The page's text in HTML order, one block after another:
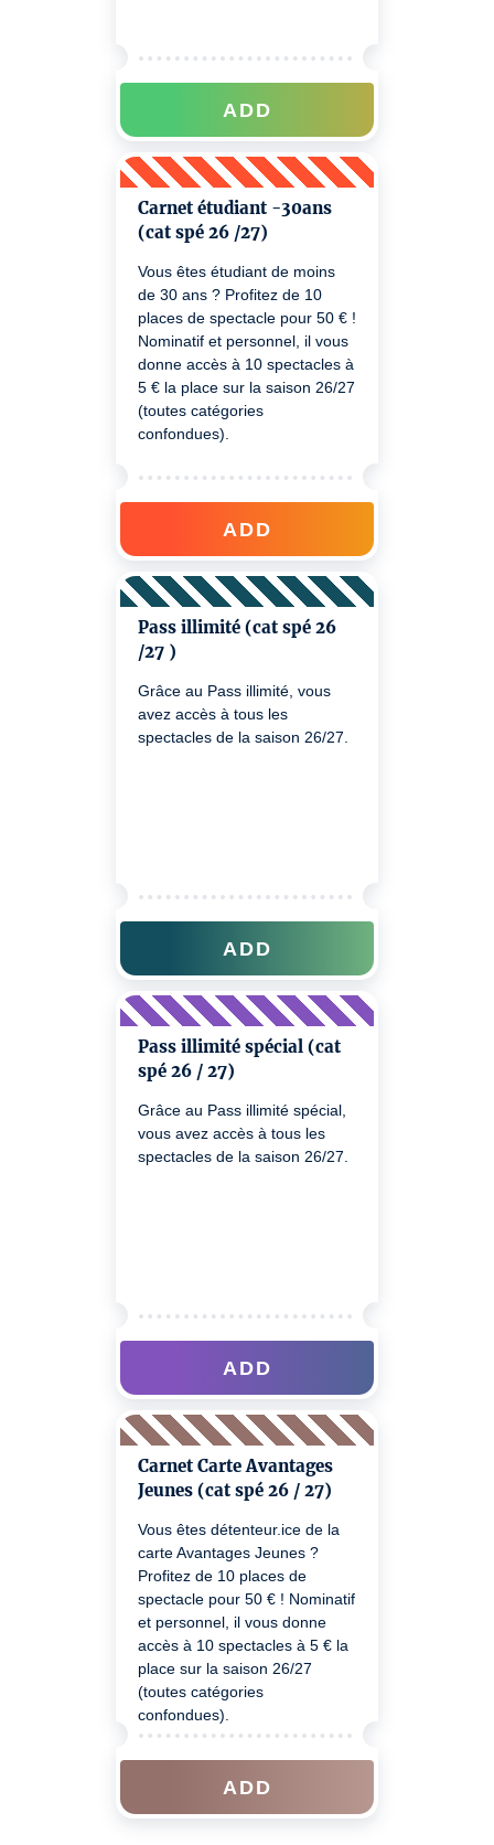
ADD
Carnet étudiant -30ans
(cat spé 26 /27)
Vous êtes étudiant de moins
de 30 ans ? Profitez de 10
places de spectacle pour 50 € !
Nominatif et personnel, il vous
donne accès à 10 spectacles à
5 € la place sur la saison 26/27
(toutes catégories
confondues).
ADD
Pass illimité (cat spé 26
/27 )
Grâce au Pass illimité, vous
avez accès à tous les
spectacles de la saison 26/27.
ADD
Pass illimité spécial (cat
spé 26 / 27)
Grâce au Pass illimité spécial,
vous avez accès à tous les
spectacles de la saison 26/27.
ADD
Carnet Carte Avantages
Jeunes (cat spé 26 / 27)
Vous êtes détenteur.ice de la
carte Avantages Jeunes ?
Profitez de 10 places de
spectacle pour 50 € ! Nominatif
et personnel, il vous donne
accès à 10 spectacles à 5 € la
place sur la saison 26/27
(toutes catégories
confondues).
ADD